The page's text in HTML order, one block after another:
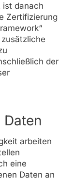
ist danach
Zertifizierung
der
arbeiten
eine
Daten an